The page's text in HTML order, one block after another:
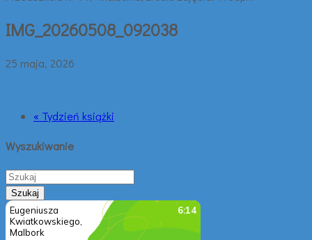
IMG_20260508_092038
25 maja, 2026
« Tydzień książki
Wyszukiwanie